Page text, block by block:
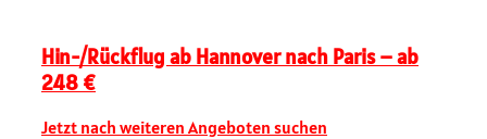
Hin-/Rückflug ab Hannover nach Paris – ab
248 €
Jetzt nach weiteren Angeboten suchen